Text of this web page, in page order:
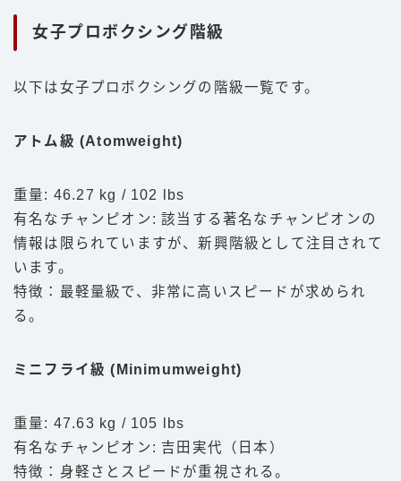
女子プロボクシング階級
以下は女子プロボクシングの階級一覧です。
アトム級 (Atomweight)
重量: 46.27 kg / 102 lbs
有名なチャンピオン: 該当する著名なチャンピオンの
情報は限られていますが、新興階級として注目されて
います。
特徴：最軽量級で、非常に高いスピードが求められ
る。
ミニフライ級 (Minimumweight)
重量: 47.63 kg / 105 lbs
有名なチャンピオン: 吉田実代（日本）
特徴：身軽さとスピードが重視される。